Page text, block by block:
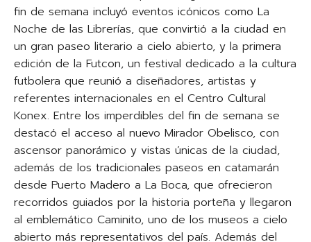
fin de semana incluyó eventos icónicos como La
Noche de las Librerías, que convirtió a la ciudad en
un gran paseo literario a cielo abierto, y la primera
edición de la Futcon, un festival dedicado a la cultura
futbolera que reunió a diseñadores, artistas y
referentes internacionales en el Centro Cultural
Konex. Entre los imperdibles del fin de semana se
destacó el acceso al nuevo Mirador Obelisco, con
ascensor panorámico y vistas únicas de la ciudad,
además de los tradicionales paseos en catamarán
desde Puerto Madero a La Boca, que ofrecieron
recorridos guiados por la historia porteña y llegaron
al emblemático Caminito, uno de los museos a cielo
abierto más representativos del país. Además del